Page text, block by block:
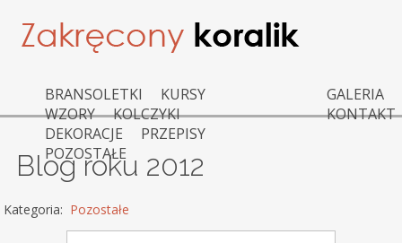
BRANSOLETKI
KURSY
WZORY
KOLCZYKI
DEKORACJE
PRZEPISY
POZOSTAŁE
GALERIA
KONTAKT
Blog roku 2012
Kategoria: Pozostałe